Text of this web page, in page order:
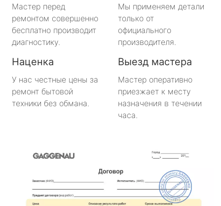
Мастер перед
ремонтом совершенно
бесплатно производит
диагностику.
Мы применяем детали
только от
официального
производителя.
Наценка
У нас честные цены за
ремонт бытовой
техники без обмана.
Выезд мастера
Мастер оперативно
приезжает к месту
назначения в течении
часа.